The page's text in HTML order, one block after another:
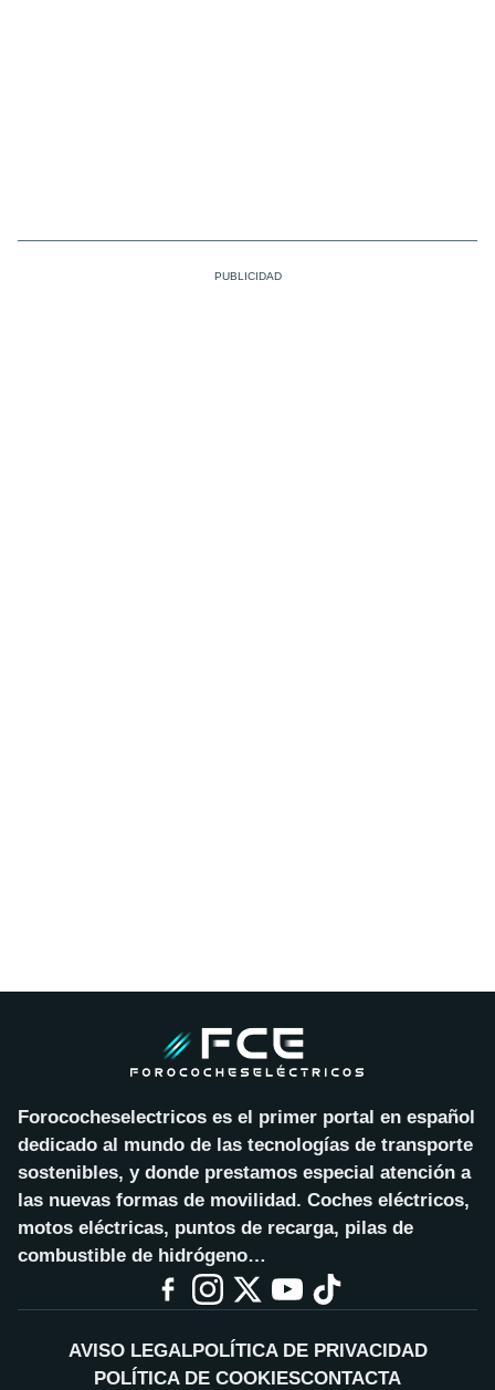
Forococheselectricos es el primer portal en español
dedicado al mundo de las tecnologías de transporte
sostenibles, y donde prestamos especial atención a
las nuevas formas de movilidad. Coches eléctricos,
motos eléctricas, puntos de recarga, pilas de
combustible de hidrógeno…
AVISO LEGALPOLÍTICA DE PRIVACIDAD
POLÍTICA DE COOKIESCONTACTA